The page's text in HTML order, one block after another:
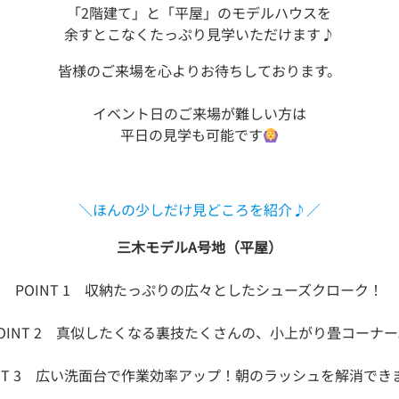
「2階建て」と「平屋」のモデルハウスを
余すとこなくたっぷり見学いただけます♪
皆様のご来場を心よりお待ちしております。
イベント日のご来場が難しい方は
平日の見学も可能です
＼ほんの少しだけ見どころを紹介♪／
三木モデルA号地（平屋）
POINT 1 収納たっぷりの広々としたシューズクローク！
2 真似したくなる裏技たくさんの、小上がり畳コーナー
3 広い洗面台で作業効率アップ！朝のラッシュを解消でき